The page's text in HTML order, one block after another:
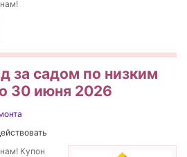
за садом по низким
30 июня 2026
Купон